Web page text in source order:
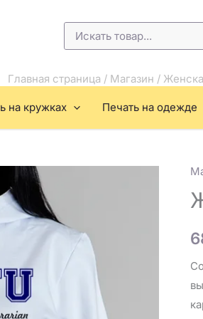
Главная страница / Магазин /
на кружках Печать на одежде